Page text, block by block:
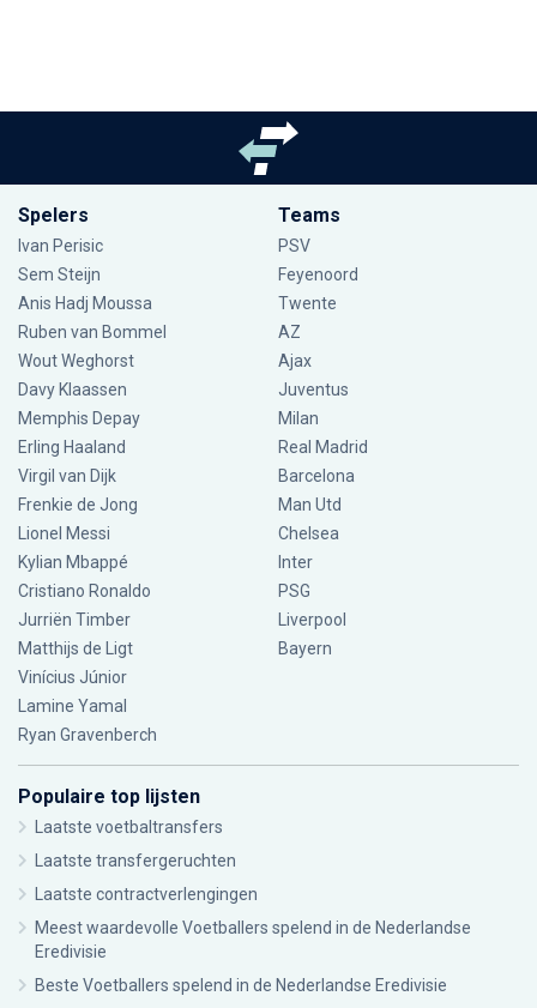
Spelers
Ivan Perisic
Sem Steijn
Anis Hadj Moussa
Ruben van Bommel
Wout Weghorst
Davy Klaassen
Memphis Depay
Erling Haaland
Virgil van Dijk
Frenkie de Jong
Lionel Messi
Kylian Mbappé
Cristiano Ronaldo
Jurriën Timber
Matthijs de Ligt
Vinícius Júnior
Lamine Yamal
Ryan Gravenberch
Teams
PSV
Feyenoord
Twente
AZ
Ajax
Juventus
Milan
Real Madrid
Barcelona
Man Utd
Chelsea
Inter
PSG
Liverpool
Bayern
Populaire top lijsten
Laatste voetbaltransfers
Laatste transfergeruchten
Laatste contractverlengingen
Meest waardevolle Voetballers spelend in de Nederlandse
Eredivisie
Beste Voetballers spelend in de Nederlandse Eredivisie